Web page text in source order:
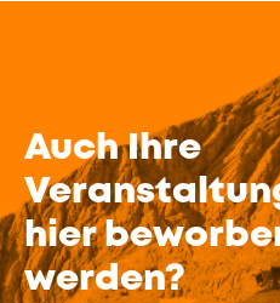
Auch Ihre
hier
werden?